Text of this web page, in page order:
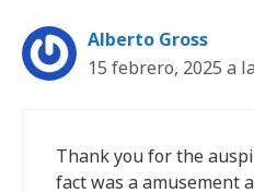
Alberto Gross
15 febrero, 2025 a
Thank you for the
fact was a amusement